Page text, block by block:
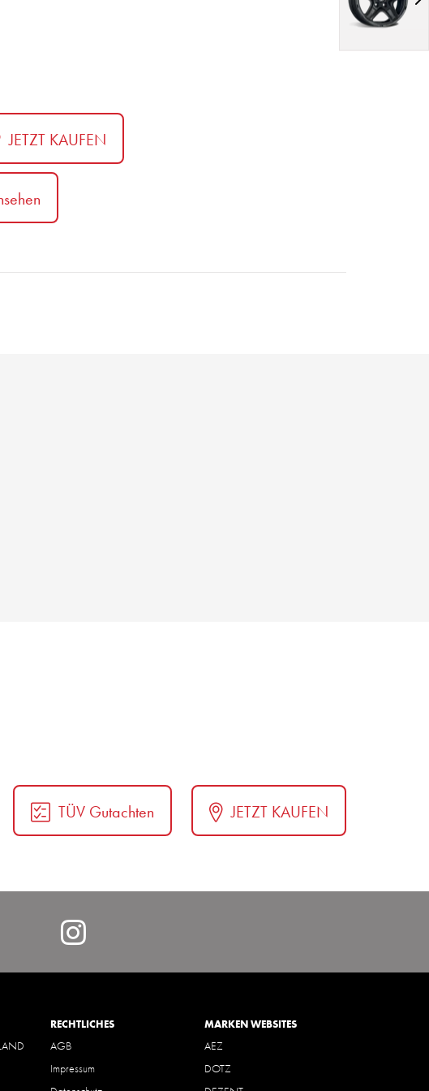
JETZT KAUFEN
TÜV Gutachten JETZT KAUFEN
AlcarDeutschlandGmbH/
https://www.instagram.com/
RECHTLICHES
AGB
Impressum
MARKEN WEBSITES
AEZ
DOTZ